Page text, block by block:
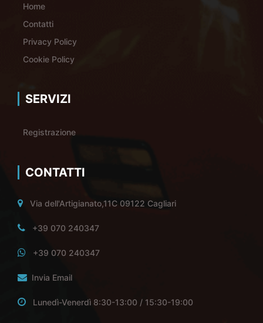
Home
Contatti
Privacy Policy
Cookie Policy
SERVIZI
Registrazione
CONTATTI
Via dell'Artigianato,11C 09122 Cagliari
+39 070 240347
+39 070 240347
Invia Email
Lunedì-Venerdì 8:30-13:00 / 15:30-19:00